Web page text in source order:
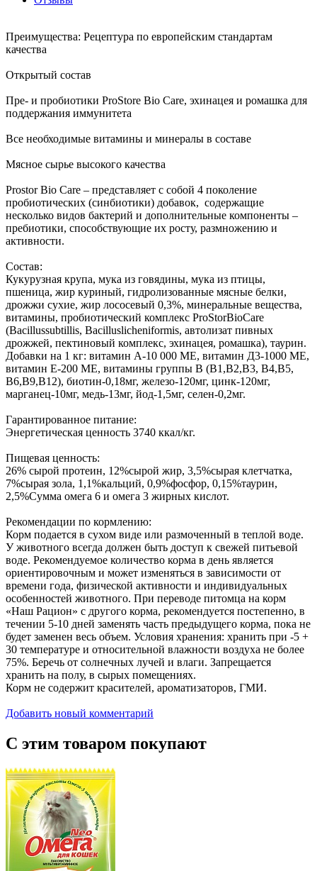
Преимущества: Рецептура по европейским стандартам
качества
Открытый состав
Пре- и пробиотики ProStore Bio Care, эхинацея и ромашка для
поддержания иммунитета
Все необходимые витамины и минералы в составе
Мясное сырье высокого качества
Prostor Bio Care – представляет с собой 4 поколение
пробиотических (синбиотики) добавок, содержащие
несколько видов бактерий и дополнительные компоненты –
пребиотики, способствующие их росту, размножению и
активности.
Состав:
Кукурузная крупа, мука из говядины, мука из птицы,
пшеница, жир куриный, гидролизованные мясные белки,
дрожжи сухие, жир лососевый 0,3%, минеральные вещества,
витамины, пробиотический комплекс ProStorBioCare
(Bacillussubtillis, Bacilluslicheniformis, автолизат пивных
дрожжей, пектиновый комплекс, эхинацея, ромашка), таурин.
Добавки на 1 кг: витамин А-10 000 МЕ, витамин Д3-1000 МЕ,
витамин Е-200 МЕ, витамины группы В (В1,В2,В3, В4,В5,
В6,В9,В12), биотин-0,18мг, железо-120мг, цинк-120мг,
марганец-10мг, медь-13мг, йод-1,5мг, селен-0,2мг.
Гарантированное питание:
Энергетическая ценность 3740 ккал/кг.
Пищевая ценность:
26% сырой протеин, 12%сырой жир, 3,5%сырая клетчатка,
7%сырая зола, 1,1%кальций, 0,9%фосфор, 0,15%таурин,
2,5%Сумма омега 6 и омега 3 жирных кислот.
Рекомендации по кормлению:
Корм подается в сухом виде или размоченный в теплой воде.
У животного всегда должен быть доступ к свежей питьевой
воде. Рекомендуемое количество корма в день является
ориентировочным и может изменяться в зависимости от
времени года, физической активности и индивидуальных
особенностей животного. При переводе питомца на корм
«Наш Рацион» с другого корма, рекомендуется постепенно, в
течении 5-10 дней заменять часть предыдущего корма, пока не
будет заменен весь объем. Условия хранения: хранить при -5 +
30 температуре и относительной влажности воздуха не более
75%. Беречь от солнечных лучей и влаги. Запрещается
хранить на полу, в сырых помещениях.
Корм не содержит красителей, ароматизаторов, ГМИ.
Добавить новый комментарий
С этим товаром покупают